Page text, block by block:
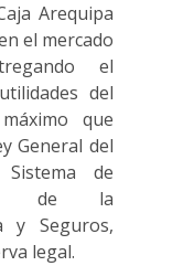
Arequipa
el mercado
el
del
que
General del
de
de la
y Seguros,
legal.